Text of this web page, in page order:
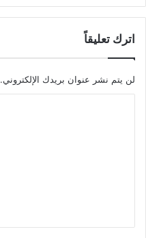
اترك تعليقاً
لن يتم نشر عنوان بريدك الإلكتروني.
ق